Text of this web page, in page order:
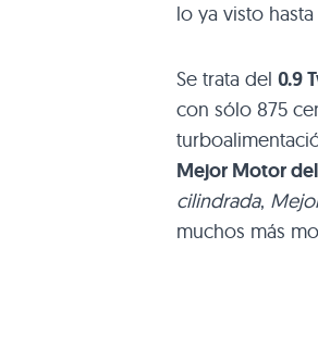
lo ya visto
Se trata del 0.9
con sólo 875
Mejor Motor del
cilindrada,
muchos más